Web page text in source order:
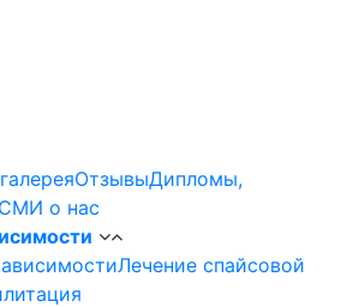
ОтзывыДипломы,
СМИ о нас
Лечение спайсовой